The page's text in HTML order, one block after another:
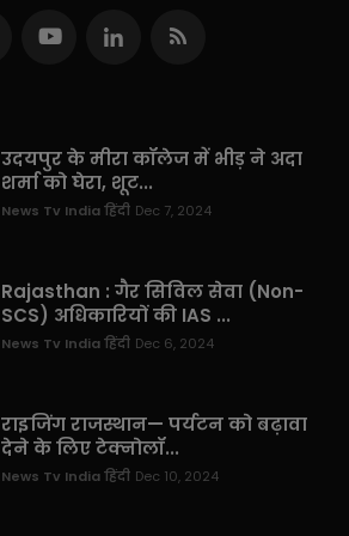
उदयपुर के मीरा कॉलेज में भीड़ ने अदा
शर्मा को घेरा, शूट...
News Tv India हिंदी Dec 7, 2024
Rajasthan : गैर सिविल सेवा (Non-
SCS) अधिकारियों की IAS ...
News Tv India हिंदी Dec 6, 2024
राइजिंग राजस्थान— पर्यटन को बढ़ावा
देने के लिए टेक्नोलॉ...
News Tv India हिंदी Dec 10, 2024